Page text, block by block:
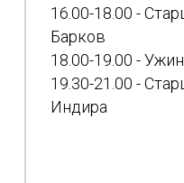
16.00-18.00 -
Барков
18.00-19.00 - Ужин
19.30-21.00 -
Индира